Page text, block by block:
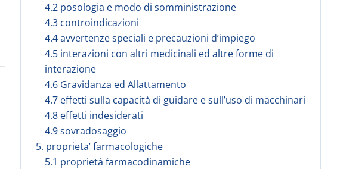
4.2 posologia e modo di somministrazione
4.3 controindicazioni
4.4 avvertenze speciali e precauzioni d’impiego
4.5 interazioni con altri medicinali ed altre forme di
interazione
4.6 Gravidanza ed Allattamento
4.7 effetti sulla capacità di guidare e sull’uso di macchinari
4.8 effetti indesiderati
4.9 sovradosaggio
5. proprieta’ farmacologiche
5.1 proprietà farmacodinamiche